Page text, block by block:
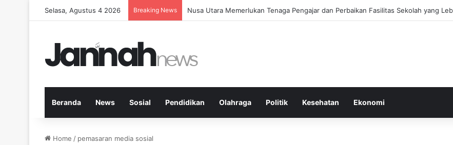
Selasa, Agustus 4 2026 Breaking News Memperkuat Kebiasaan Positif untuk Mempercepat Proses Pemulihan Mental Anda
Beranda News Sosial Pendidikan Olahraga Politik Kesehatan Ekonomi
Home / pemasaran media sosial